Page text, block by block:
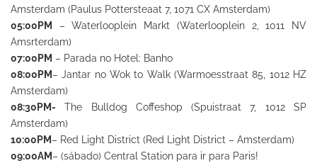
Amsterdam (Paulus Pottersteaat 7, 1071 CX Amsterdam)
05:00PM
– Waterlooplein Markt (Waterlooplein 2, 1011 NV
Amsrterdam)
07:00PM – Parada no Hotel: Banho
08:00PM– Jantar no Wok to Walk (Warmoesstraat 85, 1012 HZ
Amsterdam)
08:30PM- The Bulldog Coffeshop (Spuistraat 7, 1012 SP
Amsterdam)
10:00PM– Red Light District (Red Light District – Amsterdam)
09:00AM– (sábado) Central Station para ir para Paris!